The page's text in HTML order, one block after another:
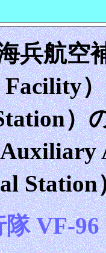
兵航空
）
VF-96